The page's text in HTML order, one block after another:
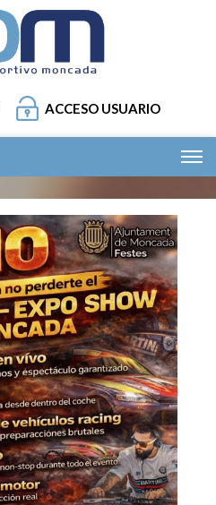
ACCESO USUARIO